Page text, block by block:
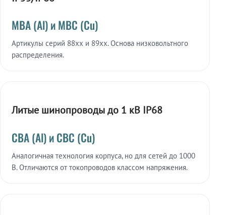
МВА (Al) и МВС (Cu)
Артикулы серий 88xx и 89xx. Основа низковольтного
распределения.
Литые шинопроводы до 1 кВ IP68
СВА (Al) и СВС (Cu)
Аналогичная технология корпуса, но для сетей до 1000
В. Отличаются от токопроводов классом напряжения.